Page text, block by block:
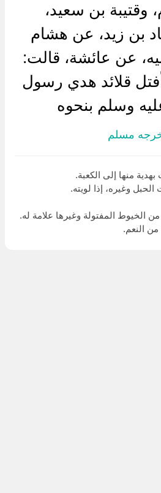
بن سعيد،
بن زيد، عن هشام
عن عائشة، قالت:
قلائد هدي رسول
وسلم بنحوه
مسلم
منها إلى الكعبة.
وغيره، إذا لويته.
من الخيوط المفتولة وغيرها علامة له.
النعم.